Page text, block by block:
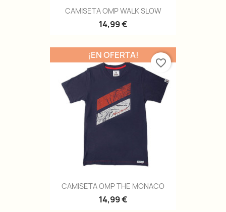
CAMISETA OMP WALK SLOW
14,99 €
CAMISETA OMP THE MONACO
14,99 €
¡EN OFERTA!
favorite_border